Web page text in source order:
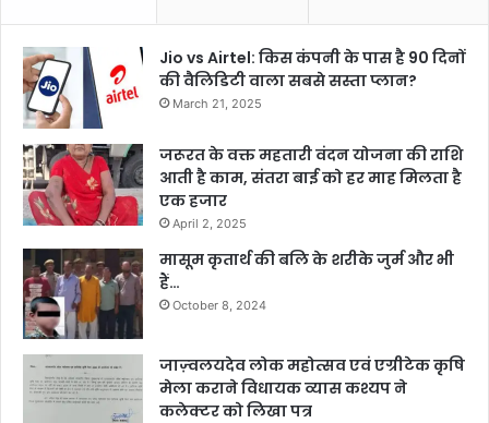
Jio vs Airtel: किस कंपनी के पास है 90 दिनों
की वैलिडिटी वाला सबसे सस्ता प्लान?
March 21, 2025
जरूरत के वक्त महतारी वंदन योजना की राशि
आती है काम, संतरा बाई को हर माह मिलता है
एक हजार
April 2, 2025
मासूम कृतार्थ की बलि के शरीके जुर्म और भी
हैं…
October 8, 2024
जाज़्वलयदेव लोक महोत्सव एवं एग्रीटेक कृषि
मेला कराने विधायक व्यास कश्यप ने
कलेक्टर को लिखा पत्र